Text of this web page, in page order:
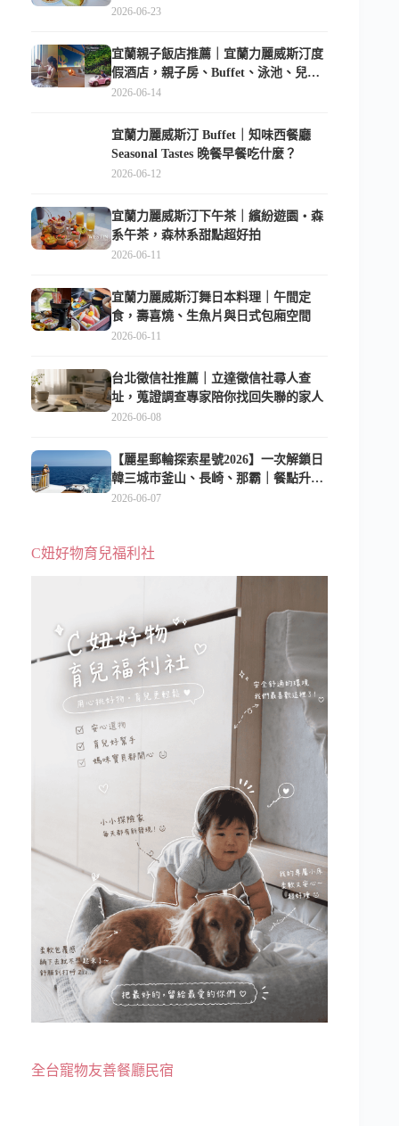
的台北隱藏版
2026-06-23
宜蘭親子飯店推薦｜宜蘭力麗威斯汀度
假酒店，親子房、Buffet、泳池、兒童
俱樂部超適合放電
2026-06-14
宜蘭力麗威斯汀 Buffet｜知味西餐廳
Seasonal Tastes 晚餐早餐吃什麼？
2026-06-12
宜蘭力麗威斯汀下午茶｜繽紛遊園・森
系午茶，森林系甜點超好拍
2026-06-11
宜蘭力麗威斯汀舞日本料理｜午間定
食，壽喜燒、生魚片與日式包廂空間
2026-06-11
台北徵信社推薦｜立達徵信社尋人查
址，蒐證調查專家陪你找回失聯的家人
2026-06-08
【麗星郵輪探索星號2026】一次解鎖日
韓三城市釜山、長崎、那霸｜餐點升
級、表演更新、船上慶生超難忘
2026-06-07
C妞好物育兒福利社
全台寵物友善餐廳民宿